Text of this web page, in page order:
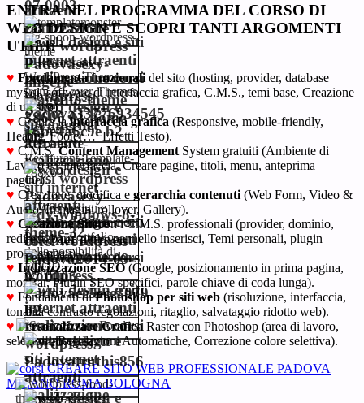
ENTRA NEL PROGRAMMA DEL CORSO DI
WEB DESIGN E SCOPRI TANTI ARGOMENTI
UTILI:
♥ Fondamenta funzionali del sito (hosting, provider, database
mySql, software di interfaccia grafica, C.M.S., temi base, Creazione
di un sito).
♥ Gestire lainterfaccia grafica (Responsive, mobile-friendly,
Header, Footer… Effetti Testo).
♥ C.M.S.Content Management System gratuiti (Ambiente di
Lavoro e l’interfaccia, Creare pagine, titoli, menu, anteprima
pagine).
♥ Creazione, modifica e gerarchia contenuti (Web Form, Video &
Audio, Immagini rollover, Gallery).
♥ Creazione Siticon i C.M.S. professionali (provider, dominio,
redirect, barre titolo, pannello inserisci, Temi personali, plugin
professionali).
♥ Indicizzazione SEO(Google, posizionamento in prima pagina,
mozBar, Plugin SEO specifici, parole chiave di coda lunga).
♥ Fondamenti diPhotoshop per siti web (risoluzione, interfaccia,
tonalità contrasto regolazioni, ritaglio, salvataggio ridotto web).
♥ Personalizzare Grafica Raster con Photoshop (area di lavoro,
selezioni, Regolazioni Automatiche, Correzione colore selettiva).